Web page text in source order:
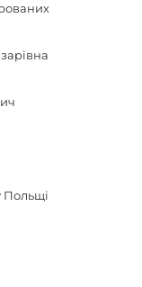
Польщі